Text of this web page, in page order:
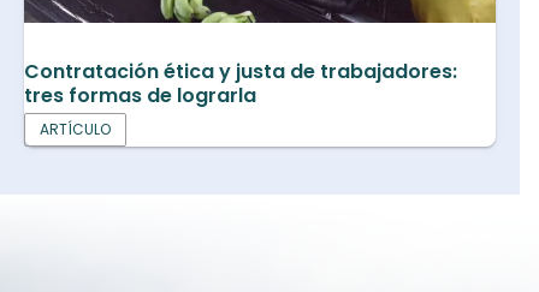
Contratación ética y justa de trabajadores:
tres formas de lograrla
ARTÍCULO